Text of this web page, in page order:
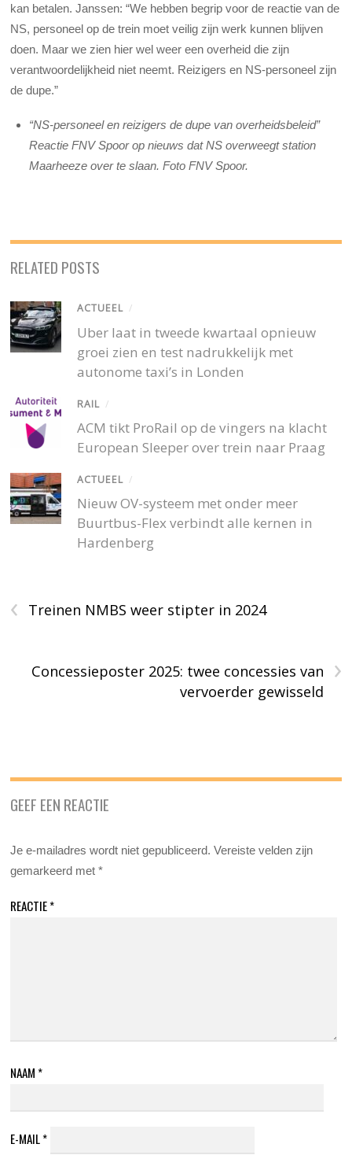
kan betalen. Janssen: “We hebben begrip voor de reactie van de
NS, personeel op de trein moet veilig zijn werk kunnen blijven
doen. Maar we zien hier wel weer een overheid die zijn
verantwoordelijkheid niet neemt. Reizigers en NS-personeel zijn
de dupe.”
“NS-personeel en reizigers de dupe van overheidsbeleid”
Reactie FNV Spoor op nieuws dat NS overweegt station
Maarheeze over te slaan. Foto FNV Spoor.
RELATED POSTS
ACTUEEL /
Uber laat in tweede kwartaal opnieuw
groei zien en test nadrukkelijk met
autonome taxi’s in Londen
RAIL /
ACM tikt ProRail op de vingers na klacht
European Sleeper over trein naar Praag
ACTUEEL /
Nieuw OV-systeem met onder meer
Buurtbus-Flex verbindt alle kernen in
Hardenberg
‹ Treinen NMBS weer stipter in 2024
›
Concessieposter 2025: twee concessies van
vervoerder gewisseld
GEEF EEN REACTIE
Je e-mailadres wordt niet gepubliceerd. Vereiste velden zijn
gemarkeerd met*
REACTIE*
NAAM *
E-MAIL*